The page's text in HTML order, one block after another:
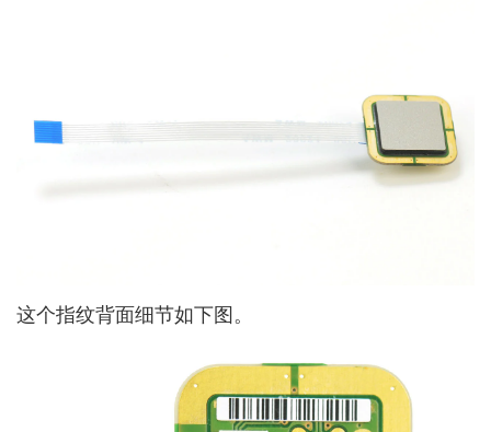
这个指纹背面细节如下图。